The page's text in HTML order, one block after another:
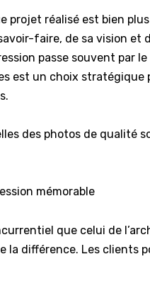
projet réalisé est bien
faire, de sa vision et
passe souvent par
est un choix stratégique
des photos de qualité
mémorable
que celui de
la différence. Les clients